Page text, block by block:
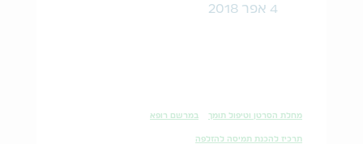
4 אפר 2018
מחלת הסרטן וטיפול תומך במרשם רופא
תרכיז להכנת תמיסה להזלפה